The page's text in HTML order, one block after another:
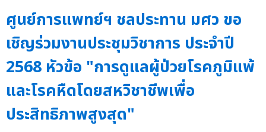
ศูนย์การแพทย์ฯ ชลประทาน มศว ขอ
เชิญร่วมงานประชุมวิชาการ ประจำปี
2568 หัวข้อ "การดูแลผู้ป่วยโรคภูมิแพ้
และโรคหืดโดยสหวิชาชีพเพื่อ
ประสิทธิภาพสูงสุด"